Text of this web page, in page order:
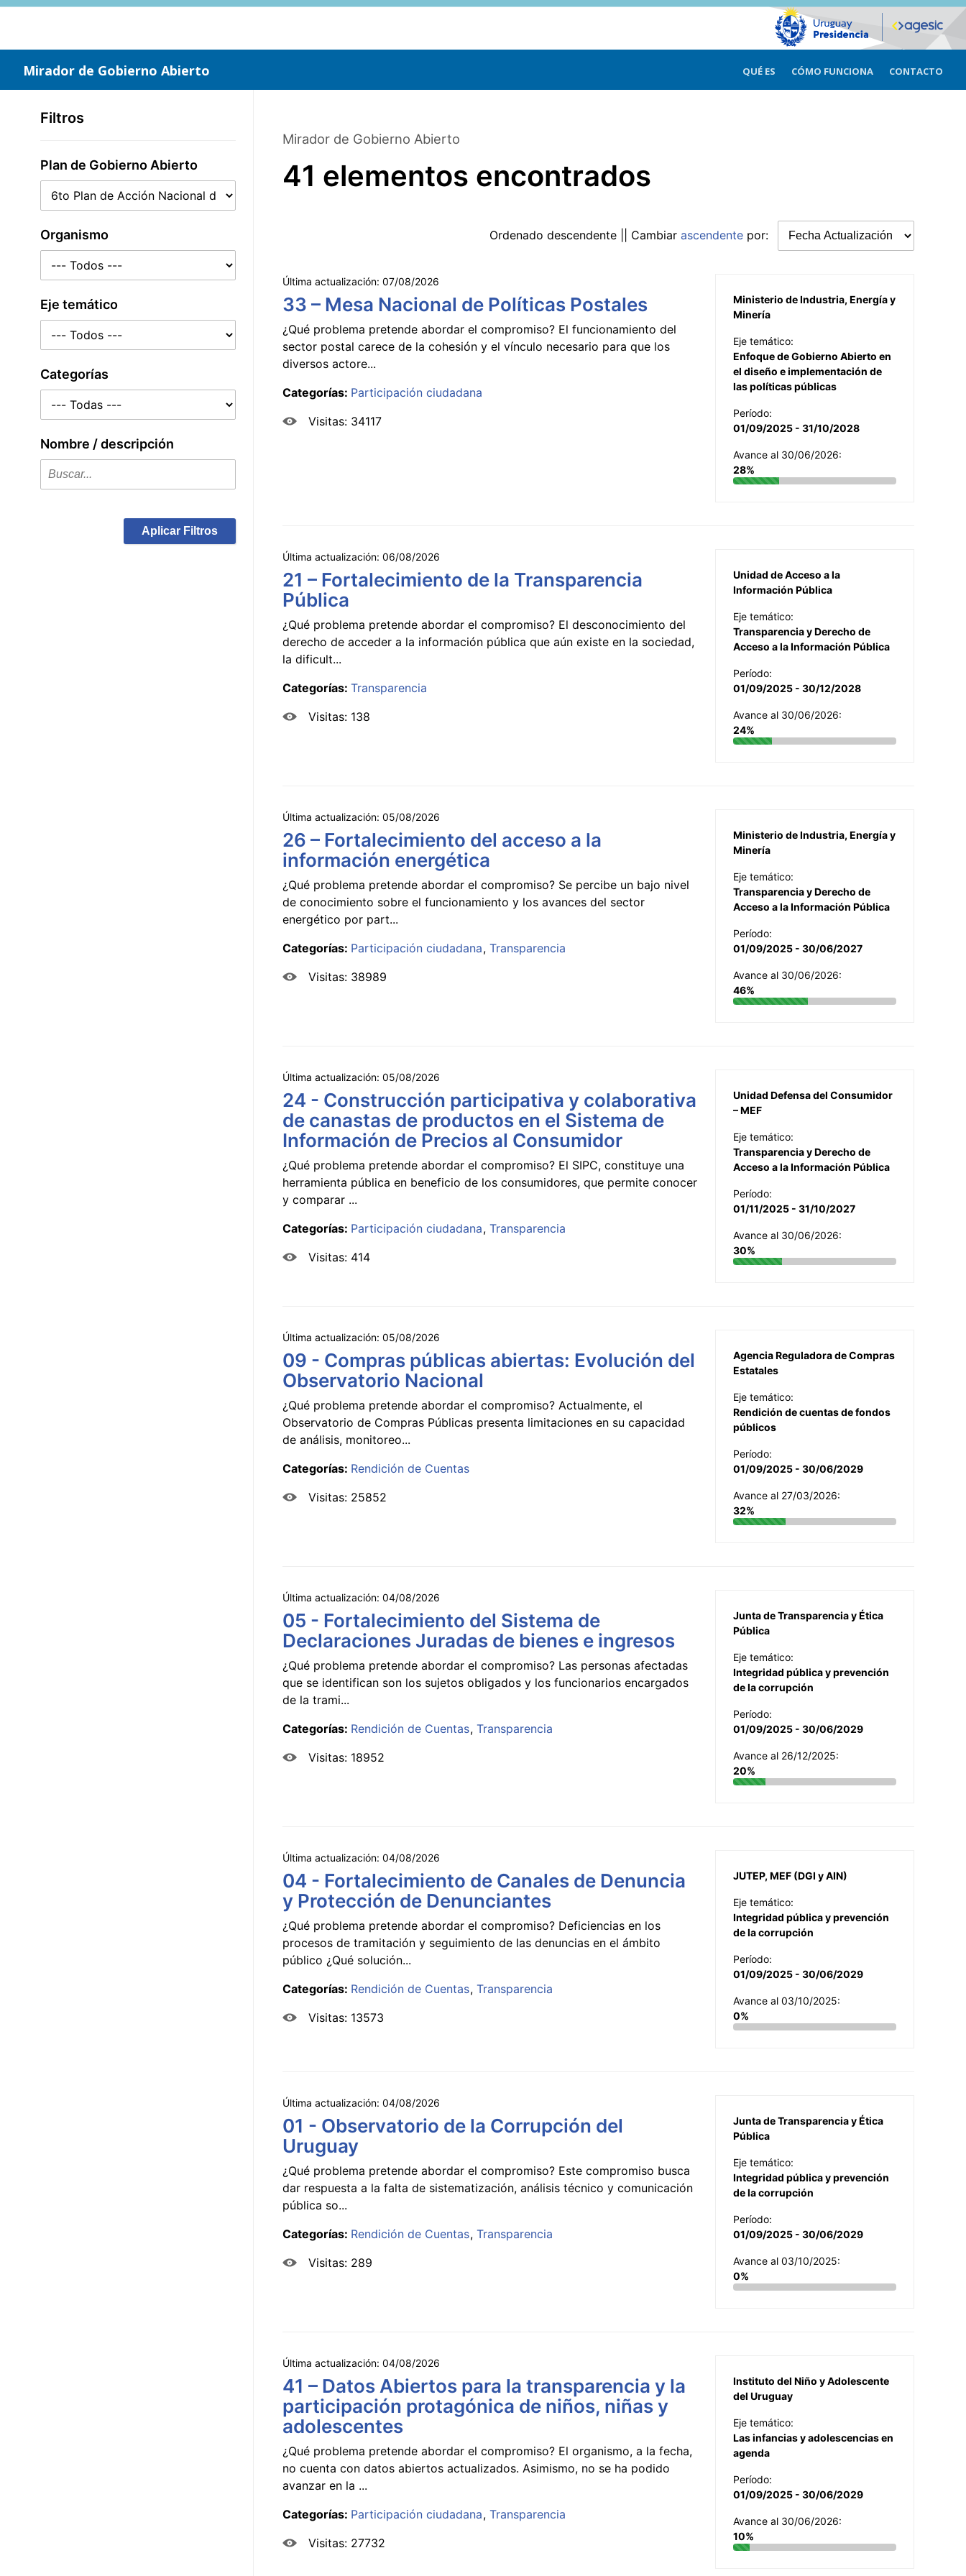
Saltar
Mirador de Gobierno Abierto QUÉ ES CÓMO FUNCIONA CONTACTO
Filtros
Plan de Gobierno Abierto
Organismo
Eje temático
Categorías
Nombre / descripción
Aplicar Filtros
Mirador de Gobierno Abierto
41 elementos encontrados
Ordenado descendente || Cambiar ascendente por:
Última actualización: 07/08/2026
33 – Mesa Nacional de Políticas Postales
¿Qué problema pretende abordar el compromiso? El funcionamiento del
sector postal carece de la cohesión y el vínculo necesario para que los
diversos actore...
Categorías: Participación ciudadana
Visitas: 34117
Ministerio de Industria, Energía y
Minería
Eje temático:
Enfoque de Gobierno Abierto en
el diseño e implementación de
las políticas públicas
Período:
01/09/2025 - 31/10/2028
Avance al 30/06/2026:
28%
Última actualización: 06/08/2026
21 – Fortalecimiento de la Transparencia
Pública
¿Qué problema pretende abordar el compromiso? El desconocimiento del
derecho de acceder a la información pública que aún existe en la sociedad,
la dificult...
Categorías: Transparencia
Visitas: 138
Unidad de Acceso a la
Información Pública
Eje temático:
Transparencia y Derecho de
Acceso a la Información Pública
Período:
01/09/2025 - 30/12/2028
Avance al 30/06/2026:
24%
Última actualización: 05/08/2026
26 – Fortalecimiento del acceso a la
información energética
¿Qué problema pretende abordar el compromiso? Se percibe un bajo nivel
de conocimiento sobre el funcionamiento y los avances del sector
energético por part...
Categorías: Participación ciudadana Transparencia
Visitas: 38989
Ministerio de Industria, Energía y
Minería
Eje temático:
Transparencia y Derecho de
Acceso a la Información Pública
Período:
01/09/2025 - 30/06/2027
Avance al 30/06/2026:
46%
Última actualización: 05/08/2026
24 - Construcción participativa y colaborativa
de canastas de productos en el Sistema de
Información de Precios al Consumidor
¿Qué problema pretende abordar el compromiso? El SIPC, constituye una
herramienta pública en beneficio de los consumidores, que permite conocer
y comparar ...
Categorías: Participación ciudadana Transparencia
Visitas: 414
Unidad Defensa del Consumidor
– MEF
Eje temático:
Transparencia y Derecho de
Acceso a la Información Pública
Período:
01/11/2025 - 31/10/2027
Avance al 30/06/2026:
30%
Última actualización: 05/08/2026
09 - Compras públicas abiertas: Evolución del
Observatorio Nacional
¿Qué problema pretende abordar el compromiso? Actualmente, el
Observatorio de Compras Públicas presenta limitaciones en su capacidad
de análisis, monitoreo...
Categorías: Rendición de Cuentas
Visitas: 25852
Agencia Reguladora de Compras
Estatales
Eje temático:
Rendición de cuentas de fondos
públicos
Período:
01/09/2025 - 30/06/2029
Avance al 27/03/2026:
32%
Última actualización: 04/08/2026
05 - Fortalecimiento del Sistema de
Declaraciones Juradas de bienes e ingresos
¿Qué problema pretende abordar el compromiso? Las personas afectadas
que se identifican son los sujetos obligados y los funcionarios encargados
de la trami...
Categorías: Rendición de Cuentas Transparencia
Visitas: 18952
Junta de Transparencia y Ética
Pública
Eje temático:
Integridad pública y prevención
de la corrupción
Período:
01/09/2025 - 30/06/2029
Avance al 26/12/2025:
20%
Última actualización: 04/08/2026
04 - Fortalecimiento de Canales de Denuncia
y Protección de Denunciantes
¿Qué problema pretende abordar el compromiso? Deficiencias en los
procesos de tramitación y seguimiento de las denuncias en el ámbito
público ¿Qué solución...
Categorías: Rendición de Cuentas Transparencia
Visitas: 13573
JUTEP, MEF (DGI y AIN)
Eje temático:
Integridad pública y prevención
de la corrupción
Período:
01/09/2025 - 30/06/2029
Avance al 03/10/2025:
0%
Última actualización: 04/08/2026
01 - Observatorio de la Corrupción del
Uruguay
¿Qué problema pretende abordar el compromiso? Este compromiso busca
dar respuesta a la falta de sistematización, análisis técnico y comunicación
pública so...
Categorías: Rendición de Cuentas Transparencia
Visitas: 289
Junta de Transparencia y Ética
Pública
Eje temático:
Integridad pública y prevención
de la corrupción
Período:
01/09/2025 - 30/06/2029
Avance al 03/10/2025:
0%
Última actualización: 04/08/2026
41 – Datos Abiertos para la transparencia y la
participación protagónica de niños, niñas y
adolescentes
¿Qué problema pretende abordar el compromiso? El organismo, a la fecha,
no cuenta con datos abiertos actualizados. Asimismo, no se ha podido
avanzar en la ...
Categorías: Participación ciudadana Transparencia
Visitas: 27732
Instituto del Niño y Adolescente
del Uruguay
Eje temático:
Las infancias y adolescencias en
agenda
Período:
01/09/2025 - 30/06/2029
Avance al 30/06/2026:
10%